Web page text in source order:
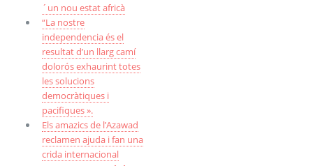
´un nou estat africà
“La nostre
independencia és el
resultat d’un llarg camí
dolorós exhaurint totes
les solucions
democràtiques i
pacifiques ».
Els amazics de l’Azawad
reclamen ajuda i fan una
crida internacional